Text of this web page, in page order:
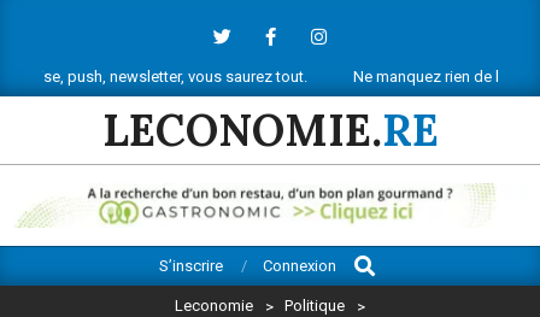
contentnewsletter, vous saurez tout. Ne manquez rien de l’actu
LECONOMIE.RE
Navigation
S’inscrire Connexion
Search
Leconomie > Politique >